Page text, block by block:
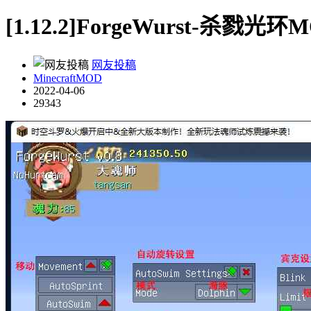
[1.12.2]ForgeWurst-杀戮光环
网友投稿
MinecraftMOD
2022-04-06
29343